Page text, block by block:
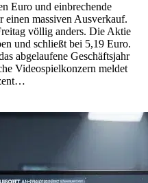
Euro und einbrechende
einen massiven Ausverkauf.
völlig anders. Die Aktie
und schließt bei 5,19 Euro.
abgelaufene Geschäftsjahr
Videospielkonzern meldet